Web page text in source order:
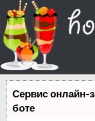
Сервис онлайн-
боте